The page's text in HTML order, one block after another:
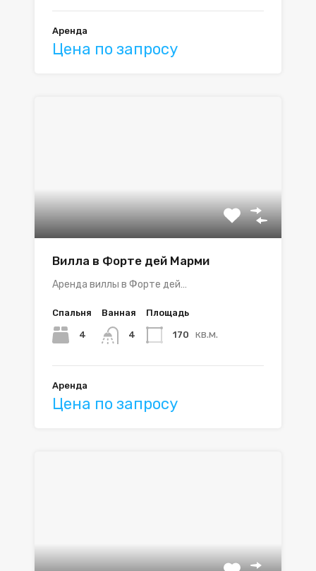
Аренда
Цена по запросу
Вилла в Форте дей Марми
Аренда виллы в Форте дей…
Спальня
4
Ванная
4
Площадь
170 кв.м.
Аренда
Цена по запросу